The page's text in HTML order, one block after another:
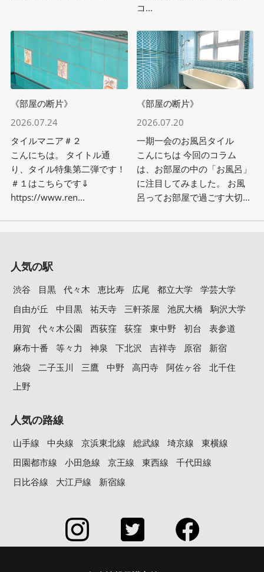
コ...
《部屋の断片》
2026.07.24
タイルマニア＃２
こんにちは。 タイトル通
り、タイル特集第二弾です！
＃１はこちらです⇓
https://www.ren...
《部屋の断片》
2026.07.20
一期一会のお風呂タイル
こんにちは 今回のコラム
は、お部屋の中の「お風呂」
に注目してみました。 お風
呂ってお部屋で過ごす大切...
人気の駅
渋谷 目黒 代々木 恵比寿 広尾 都立大学
学芸大学
自由が丘
中目黒 祐天寺 三軒茶屋 池尻大橋
駒沢大学
用賀
代々木公園 西荻窪 荻窪 東中野 初台
表参道
麻布十番
等々力 神泉 下北沢 吉祥寺 原宿
新宿
池袋
二子玉川 三鷹 中野 高円寺 阿佐ヶ谷
北千住
上野
人気の路線
山手線 中央線 京浜東北線 総武線 埼京線
東横線
田園都市線
小田急線 京王線 東西線
千代田線
日比谷線
大江戸線 新宿線